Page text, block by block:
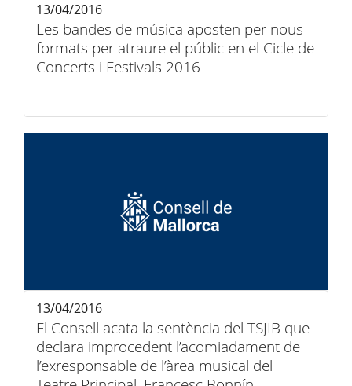
Les bandes de música aposten per nous
formats per atraure el públic en el Cicle de
Concerts i Festivals 2016
13/04/2016
El Consell acata la sentència del TSJIB que
declara improcedent l’acomiadament de
l’exresponsable de l’àrea musical del
13/04/2016